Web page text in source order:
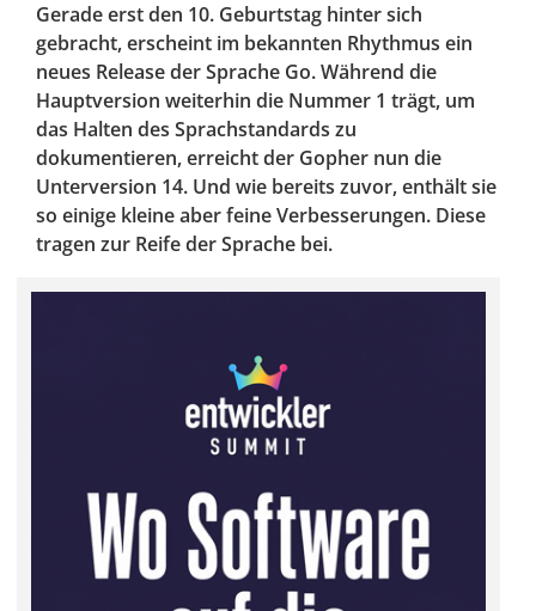
Gerade erst den 10. Geburtstag hinter sich
gebracht, erscheint im bekannten Rhythmus ein
neues Release der Sprache Go. Während die
Hauptversion weiterhin die Nummer 1 trägt, um
das Halten des Sprachstandards zu
dokumentieren, erreicht der Gopher nun die
Unterversion 14. Und wie bereits zuvor, enthält sie
so einige kleine aber feine Verbesserungen. Diese
tragen zur Reife der Sprache bei.